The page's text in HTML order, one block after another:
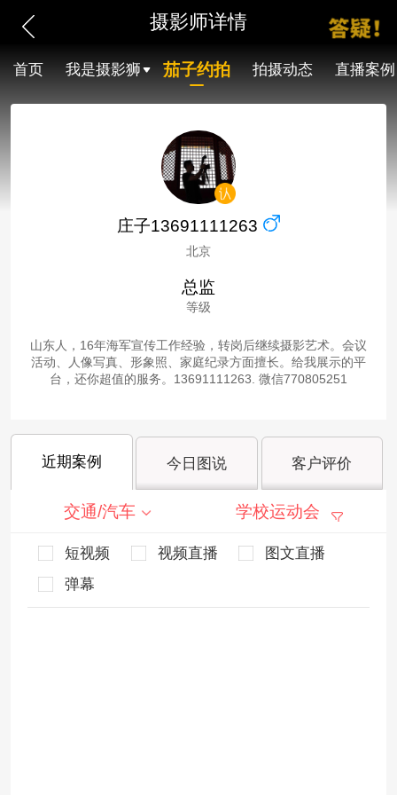
摄影师详情
首页 我是摄影狮 茄子约拍 拍摄动态 直播案例
庄子13691111263
北京
总监
等级
山东人，16年海军宣传工作经验，转岗后继续摄影艺术。会议
活动、人像写真、形象照、家庭纪录方面擅长。给我展示的平
台，还你超值的服务。13691111263. 微信770805251
近期案例 今日图说 客户评价
交通/汽车 学校运动会
短视频 视频直播
图文直播
弹幕